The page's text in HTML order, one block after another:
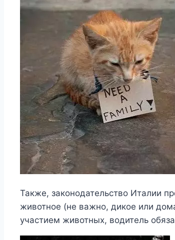
Также, законодательство Италии
животное (не важно, дикое или
участием животных, водитель